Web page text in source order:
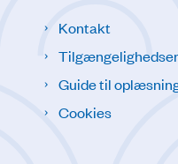
Kontakt
Guide til
Cookies